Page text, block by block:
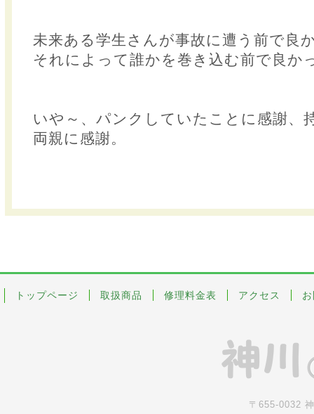
未来ある学生さんが事故に遭う前で良
それによって誰かを巻き込む前で良か
いや～、パンクしていたことに感謝、
両親に感謝。
トップページ 取扱商品 修理料金表 アクセス
〒655-0032